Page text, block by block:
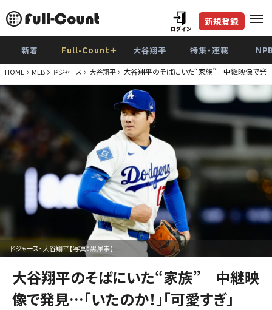
新規登録
新着 Full-Count＋ 大谷翔平 特集・連載
HOME MLB ドジャース 大谷翔平 大谷翔平のそばにいた“家族” 中継映像で発見…
ドジャース・大谷翔平【写真：黒澤崇】
大谷翔平のそばにいた“家族” 中継映
像で発見…「いたのか！」「可愛すぎ」